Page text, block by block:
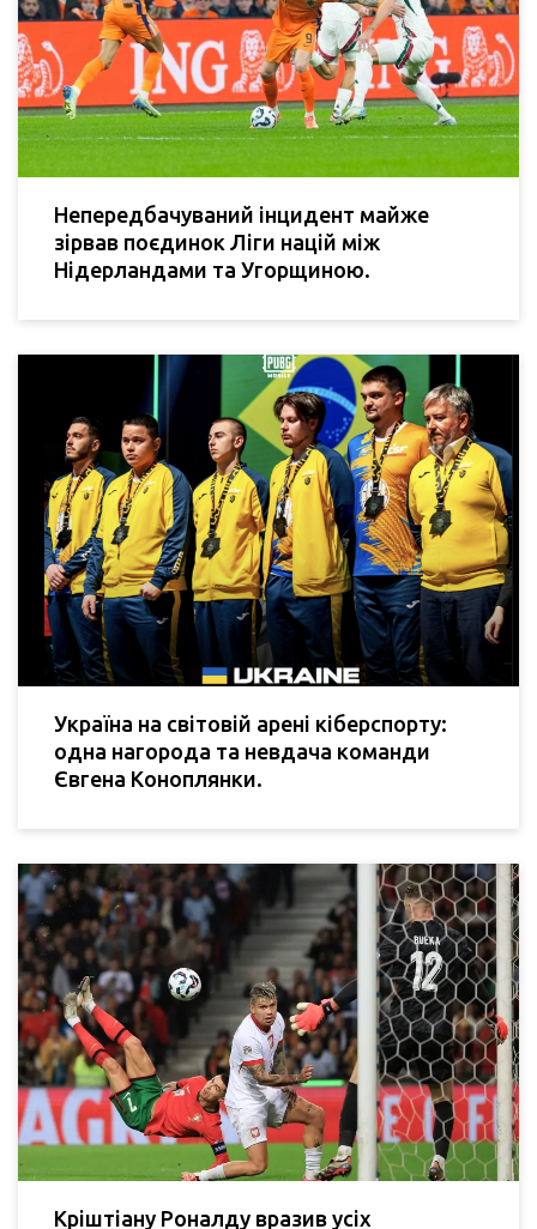
Непередбачуваний інцидент майже
зірвав поєдинок Ліги націй між
Нідерландами та Угорщиною.
Україна на світовій арені кіберспорту:
одна нагорода та невдача команди
Євгена Коноплянки.
Кріштіану Роналду вразив усіх